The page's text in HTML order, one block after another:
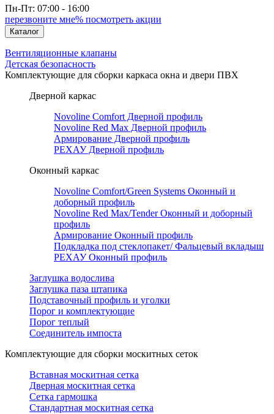
Пн-Пт: 07:00 - 16:00
перезвоните мне% посмотреть акции
Каталог
Вентиляционные клапаны
Детская безопасность
Комплектующие для сборки каркаса окна и двери ПВХ
Дверной каркас
Novoline Comfort Дверной профиль
Novoline Red Мax Дверной профиль
Армирование Дверной профиль
РЕХАУ Дверной профиль
Оконный каркас
Novoline Comfort/Green Systems Оконный и
доборный профиль
Novoline Red Max/Tender Оконный и доборный
профиль
Армирование Оконный профиль
Подкладка под стеклопакет/ Фальцевый вкладыш
РЕХАУ Оконный профиль
Заглушка водослива
Заглушка паза штапика
Подставочный профиль и уголки
Порог и комплектующие
Порог теплый
Соединитель импоста
Комплектующие для сборки москитных сеток
Вставная москитная сетка
Дверная москитная сетка
Сетка гармошка
Стандартная москитная сетка